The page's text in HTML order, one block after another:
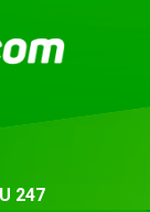
247